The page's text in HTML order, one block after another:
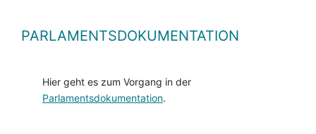
PARLAMENTSDOKUMENTATION
Hier geht es zum Vorgang in der
Parlamentsdokumentation.